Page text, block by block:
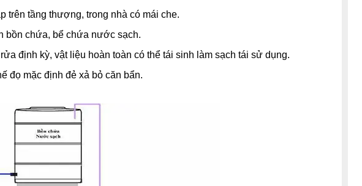
trên tầng thượng, trong nhà có mái che.
bồn chứa, bể chứa nước sạch.
định kỳ, vật liệu hoàn toàn có thể tái sinh làm sạch tái sử dụng.
đọ mặc định đẻ xả bỏ căn bẩn.